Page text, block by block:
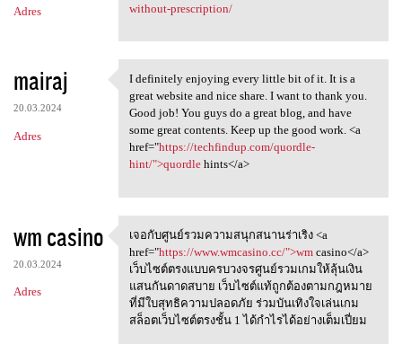
Adres
without-prescription/
mairaj
20.03.2024
Adres
I definitely enjoying every
I definitely enjoying every little bit of it. It is a
great website and nice share. I want to thank you.
Good job! You guys do a great blog, and have
some great contents. Keep up the good work. <a
href="https://techfindup.com/quordle-
hint/">quordlehints</a>
wm casino
20.03.2024
Adres
เจอกับศูนย์รวมความสนุกสนานร่า
เจอกับศูนย์รวมความสนุกสนานร่าเริง <a
href="https://www.wmcasino.cc/">wmcasino</a>
เว็บไซต์ตรงแบบครบวงจรศูนย์รวมเกมให้ลุ้นเงิน
แสนกันดาดสบาย เว็บไซต์แท้ถูกต้องตามกฎหมาย
ที่มีใบสุทธิความปลอดภัย ร่วมบันเทิงใจเล่นเกม
สล็อตเว็บไซต์ตรงชั้น 1 ได้กำไรได้อย่างเต็มเปี่ยม